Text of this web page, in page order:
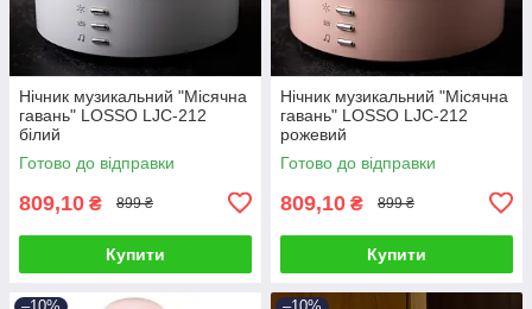
Нічник музикальний "Місячна
гавань" LOSSO LJC-212
білий
Готово до відправки
809,10 ₴ 899 ₴
Купити
Нічник музикальний "Місячна
гавань" LOSSO LJC-212
рожевий
Готово до відправки
809,10 ₴ 899 ₴
Купити